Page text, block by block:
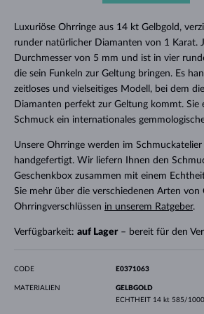
Luxuriöse Ohrringe aus 14 kt Gelbgold,
runder natürlicher Diamanten von 1 Karat.
Durchmesser von 5 mm und ist in vier
die sein Funkeln zur Geltung bringen. Es
zeitloses und vielseitiges Modell, bei dem
Diamanten perfekt zur Geltung kommt. Sie
Schmuck ein internationales
Unsere Ohrringe werden im Schmuckatelier
handgefertigt. Wir liefern Ihnen den
Geschenkbox zusammen mit einem
Sie mehr über die verschiedenen Arten von
Ohrringverschlüssen in unserem Ratgeber.
Verfügbarkeit: auf Lager– bereit für den
CODE E0371063
MATERIALIEN
GELBGOLD
ECHTHEIT 14 kt 585/1000